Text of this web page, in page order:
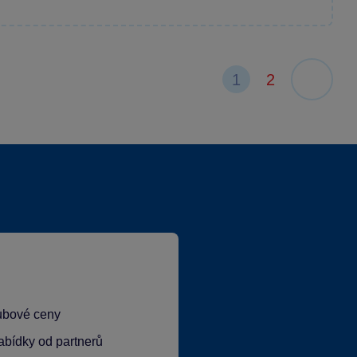
1 2
ceny
od partnerů